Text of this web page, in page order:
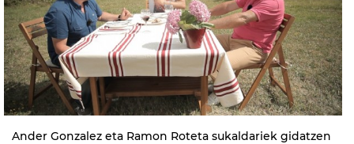
Ander Gonzalez eta Ramon Roteta sukaldariek gidatzen